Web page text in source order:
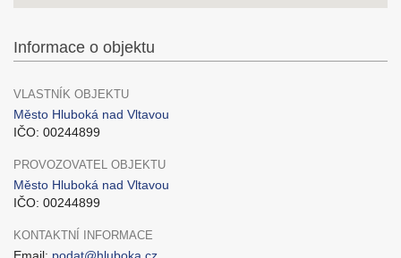
Informace o objektu
VLASTNÍK OBJEKTU
Město Hluboká nad Vltavou
IČO: 00244899
PROVOZOVATEL OBJEKTU
Město Hluboká nad Vltavou
IČO: 00244899
KONTAKTNÍ INFORMACE